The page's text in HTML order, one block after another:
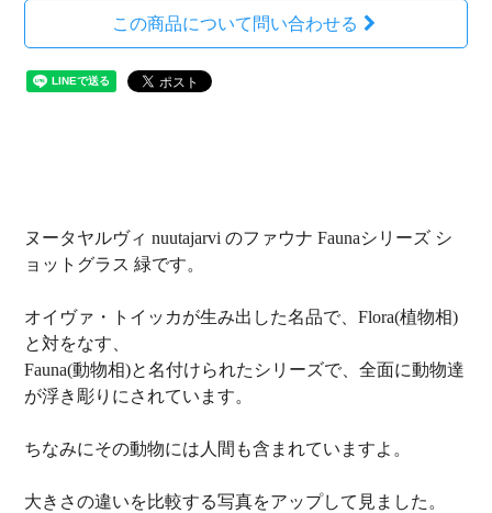
この商品について問い合わせる
ヌータヤルヴィ nuutajarvi のファウナ Faunaシリーズ シ
ョットグラス 緑です。
オイヴァ・トイッカが生み出した名品で、Flora(植物相)
と対をなす、
Fauna(動物相)と名付けられたシリーズで、全面に動物達
が浮き彫りにされています。
ちなみにその動物には人間も含まれていますよ。
大きさの違いを比較する写真をアップして見ました。